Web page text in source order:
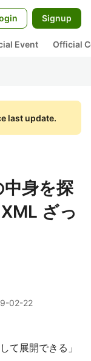
Signup
Event Official
last update.
身を探
ざっ
02-22
て展開できる」